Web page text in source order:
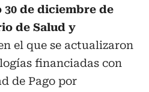
de diciembre de
de Salud y
el que se actualizaron
financiadas con
de Pago por